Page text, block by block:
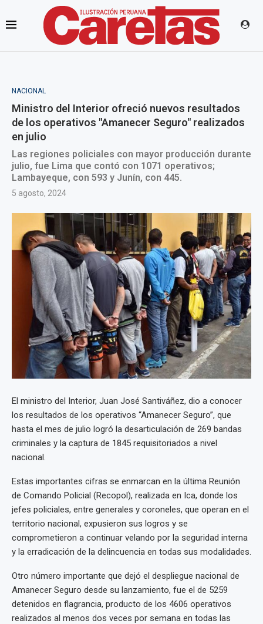
NACIONAL
Ministro del Interior ofreció nuevos resultados
de los operativos "Amanecer Seguro" realizados
en julio
Las regiones policiales con mayor producción durante
julio, fue Lima que contó con 1071 operativos;
Lambayeque, con 593 y Junín, con 445.
5 agosto, 2024
El ministro del Interior, Juan José Santiváñez, dio a conocer
los resultados de los operativos “Amanecer Seguro”, que
hasta el mes de julio logró la desarticulación de 269 bandas
criminales y la captura de 1845 requisitoriados a nivel
nacional.
Estas importantes cifras se enmarcan en la última Reunión
de Comando Policial (Recopol), realizada en Ica, donde los
jefes policiales, entre generales y coroneles, que operan en el
territorio nacional, expusieron sus logros y se
comprometieron a continuar velando por la seguridad interna
y la erradicación de la delincuencia en todas sus modalidades.
Otro número importante que dejó el despliegue nacional de
Amanecer Seguro desde su lanzamiento, fue el de 5259
detenidos en flagrancia, producto de los 4606 operativos
realizados al menos dos veces por semana en todas las